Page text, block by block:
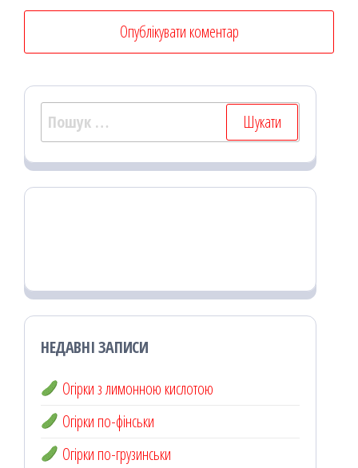
Пошук:
НЕДАВНІ ЗАПИСИ
Огірки з лимонною кислотою
Огірки по-фінськи
Огірки по-грузинськи